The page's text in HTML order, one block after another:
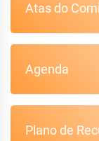
Atas do
Agenda
Plano de